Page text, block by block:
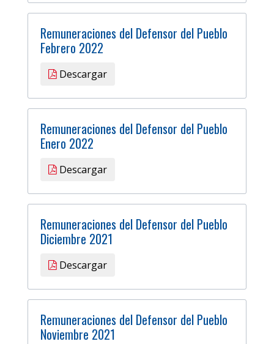
Remuneraciones del Defensor del Pueblo
Febrero 2022
Descargar
Remuneraciones del Defensor del Pueblo
Enero 2022
Descargar
Remuneraciones del Defensor del Pueblo
Diciembre 2021
Descargar
Remuneraciones del Defensor del Pueblo
Noviembre 2021